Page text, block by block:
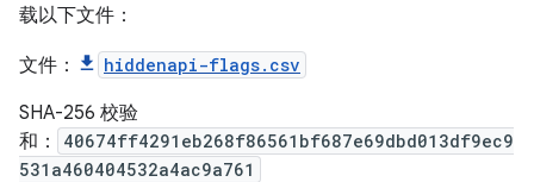
载以下文件：
文件： hiddenapi-flags.csv
SHA-256 校验
和：
40674ff4291eb268f86561bf687e69dbd013df9ec9
531a460404532a4ac9a761